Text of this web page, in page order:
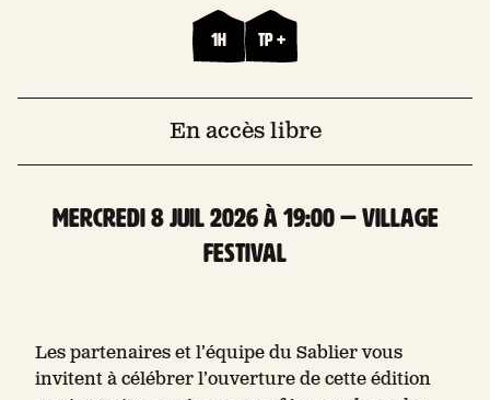
1h TP +
En accès libre
mercredi 8 Juil 2026 à 19:00 — Village
Festival
Les partenaires et l’équipe du Sablier vous
invitent à célébrer l’ouverture de cette édition